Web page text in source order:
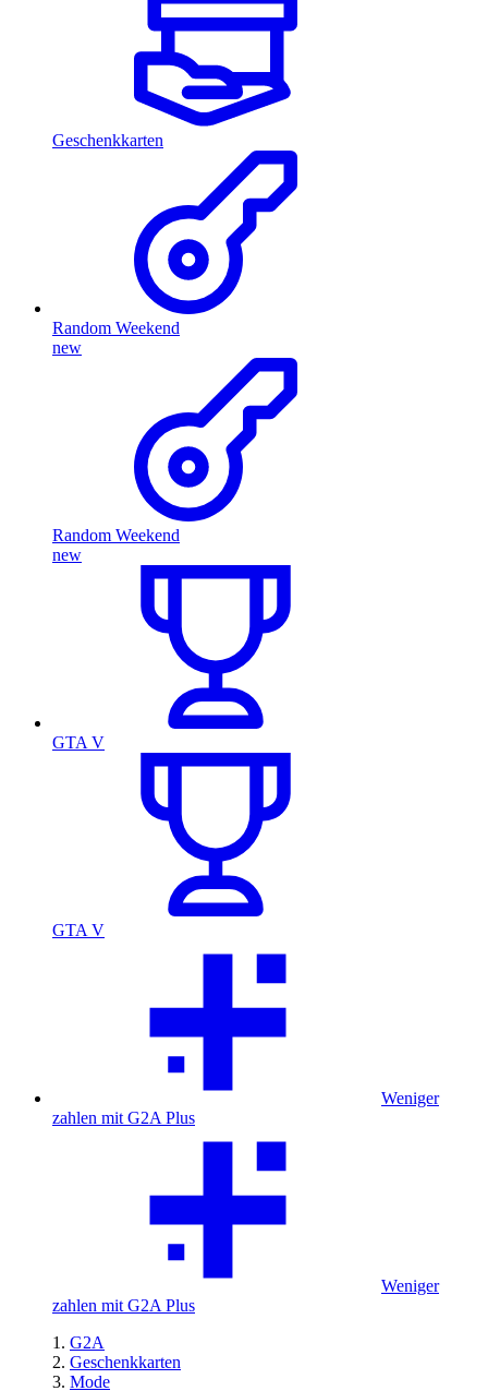
Geschenkkarten
Random Weekend
new
Random Weekend
new
GTA V
GTA V
Weniger
zahlen mit G2A Plus
Weniger
zahlen mit G2A Plus
G2A
Geschenkkarten
Mode